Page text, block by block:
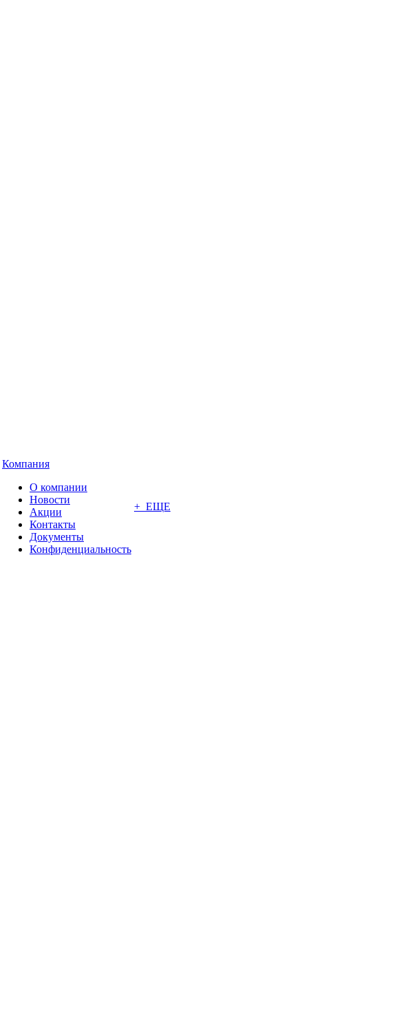
Компания
О компании
Новости
Акции
Контакты
Документы
Конфиденциальность
+ ЕЩЕ